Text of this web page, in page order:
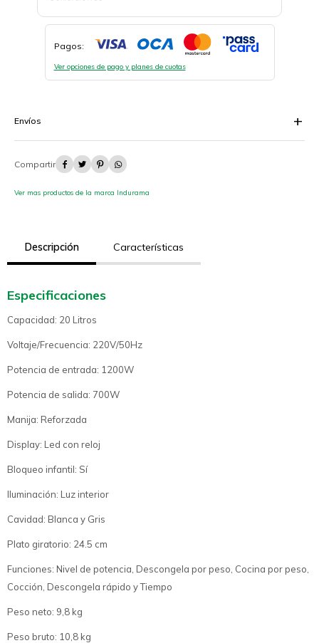
Pagos:
Ver opciones de pago y planes de cuotas
Envíos
   
Ver mas productos de la marca Indurama
Descripción Características
Especificaciones
Capacidad: 20 Litros
Voltaje/Frecuencia: 220V/50Hz
Potencia de entrada: 1200W
Potencia de salida: 700W
Manija: Reforzada
Display: Led con reloj
Bloqueo infantil: Sí
Iluminación: Luz interior
Cavidad: Blanca y Gris
Plato giratorio: 24.5 cm
Funciones: Nivel de potencia, Descongela por peso, Cocina por peso,
Cocción, Descongela rápido y Tiempo
Peso neto: 9,8 kg
Peso bruto: 10,8 kg